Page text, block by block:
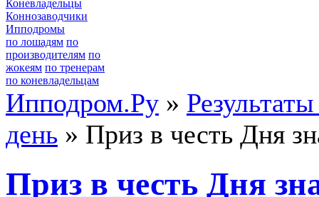
Коневладельцы
Коннозаводчики
Ипподромы
по лошадям по
производителям по
жокеям по тренерам
по коневладельцам
Ипподром.Ру »
день » Приз в честь Дня
Приз в честь Дня